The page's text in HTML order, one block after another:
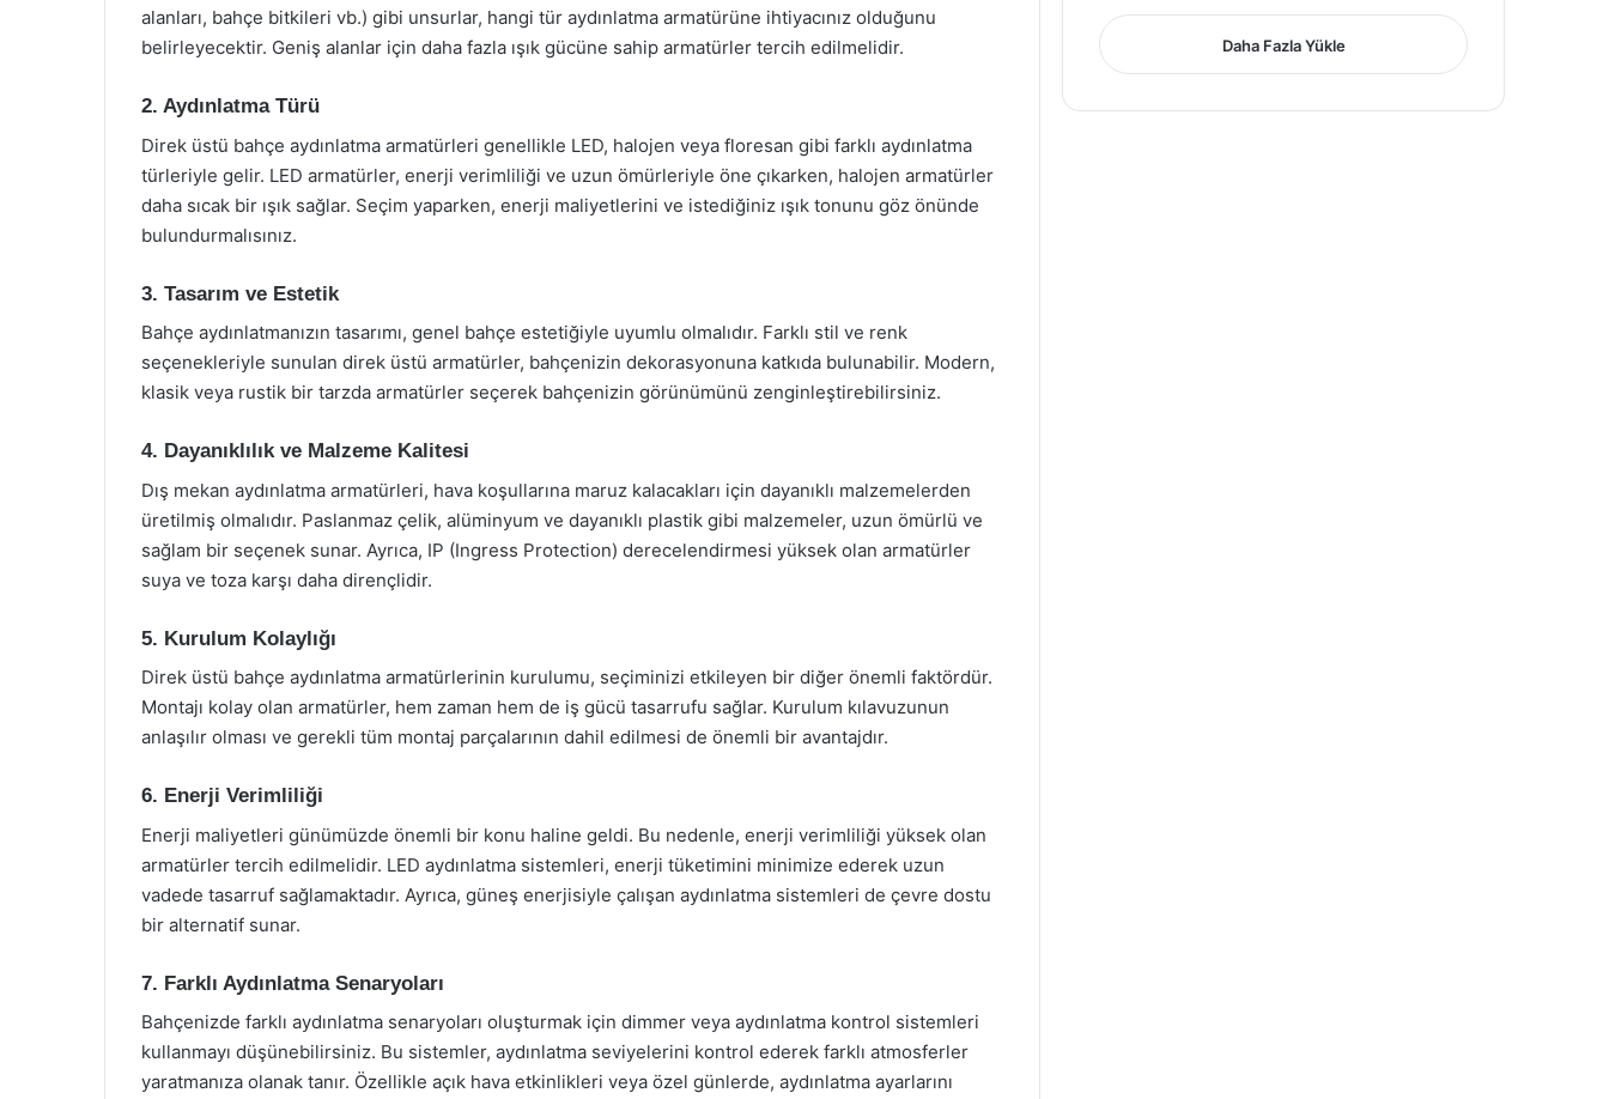
alanları, bahçe bitkileri vb.) gibi unsurlar, hangi tür aydınlatma armatürüne ihtiyacınız olduğunu
belirleyecektir. Geniş alanlar için daha fazla ışık gücüne sahip armatürler tercih edilmelidir.
2. Aydınlatma Türü
Direk üstü bahçe aydınlatma armatürleri genellikle LED, halojen veya floresan gibi farklı aydınlatma
türleriyle gelir. LED armatürler, enerji verimliliği ve uzun ömürleriyle öne çıkarken, halojen armatürler
daha sıcak bir ışık sağlar. Seçim yaparken, enerji maliyetlerini ve istediğiniz ışık tonunu göz önünde
bulundurmalısınız.
3. Tasarım ve Estetik
Bahçe aydınlatmanızın tasarımı, genel bahçe estetiğiyle uyumlu olmalıdır. Farklı stil ve renk
seçenekleriyle sunulan direk üstü armatürler, bahçenizin dekorasyonuna katkıda bulunabilir. Modern,
klasik veya rustik bir tarzda armatürler seçerek bahçenizin görünümünü zenginleştirebilirsiniz.
4. Dayanıklılık ve Malzeme Kalitesi
Dış mekan aydınlatma armatürleri, hava koşullarına maruz kalacakları için dayanıklı malzemelerden
üretilmiş olmalıdır. Paslanmaz çelik, alüminyum ve dayanıklı plastik gibi malzemeler, uzun ömürlü ve
sağlam bir seçenek sunar. Ayrıca, IP (Ingress Protection) derecelendirmesi yüksek olan armatürler
suya ve toza karşı daha dirençlidir.
5. Kurulum Kolaylığı
Direk üstü bahçe aydınlatma armatürlerinin kurulumu, seçiminizi etkileyen bir diğer önemli faktördür.
Montajı kolay olan armatürler, hem zaman hem de iş gücü tasarrufu sağlar. Kurulum kılavuzunun
anlaşılır olması ve gerekli tüm montaj parçalarının dahil edilmesi de önemli bir avantajdır.
6. Enerji Verimliliği
Enerji maliyetleri günümüzde önemli bir konu haline geldi. Bu nedenle, enerji verimliliği yüksek olan
armatürler tercih edilmelidir. LED aydınlatma sistemleri, enerji tüketimini minimize ederek uzun
vadede tasarruf sağlamaktadır. Ayrıca, güneş enerjisiyle çalışan aydınlatma sistemleri de çevre dostu
bir alternatif sunar.
7. Farklı Aydınlatma Senaryoları
Bahçenizde farklı aydınlatma senaryoları oluşturmak için dimmer veya aydınlatma kontrol sistemleri
kullanmayı düşünebilirsiniz. Bu sistemler, aydınlatma seviyelerini kontrol ederek farklı atmosferler
yaratmanıza olanak tanır. Özellikle açık hava etkinlikleri veya özel günlerde, aydınlatma ayarlarını
Daha Fazla Yükle